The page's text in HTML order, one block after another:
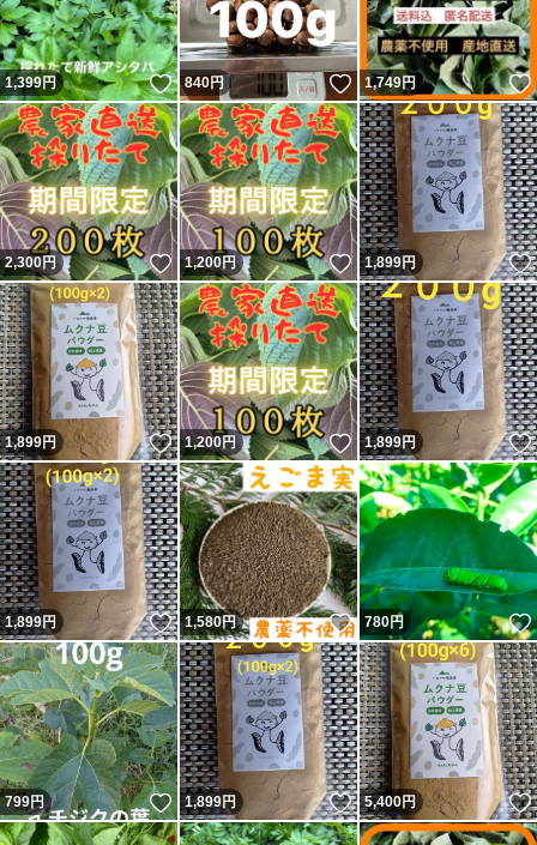
1,399円 いいね！
840円 いいね！
1,749円
2,300円 いいね！
1,200円 いいね！
1,899円
1,899円 いいね！
1,200円 いいね！
1,899円
1,899円 いいね！
1,580円 いいね！
780円
799円 いいね！
1,899円 いいね！
5,400円